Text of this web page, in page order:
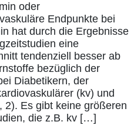
oder
Endpunkte bei
hat durch die Ergebnisse
eine
tendenziell besser ab
bezüglich der
Diabetikern, der
(kv) und
2). Es gibt keine größeren
die z.B. kv […]